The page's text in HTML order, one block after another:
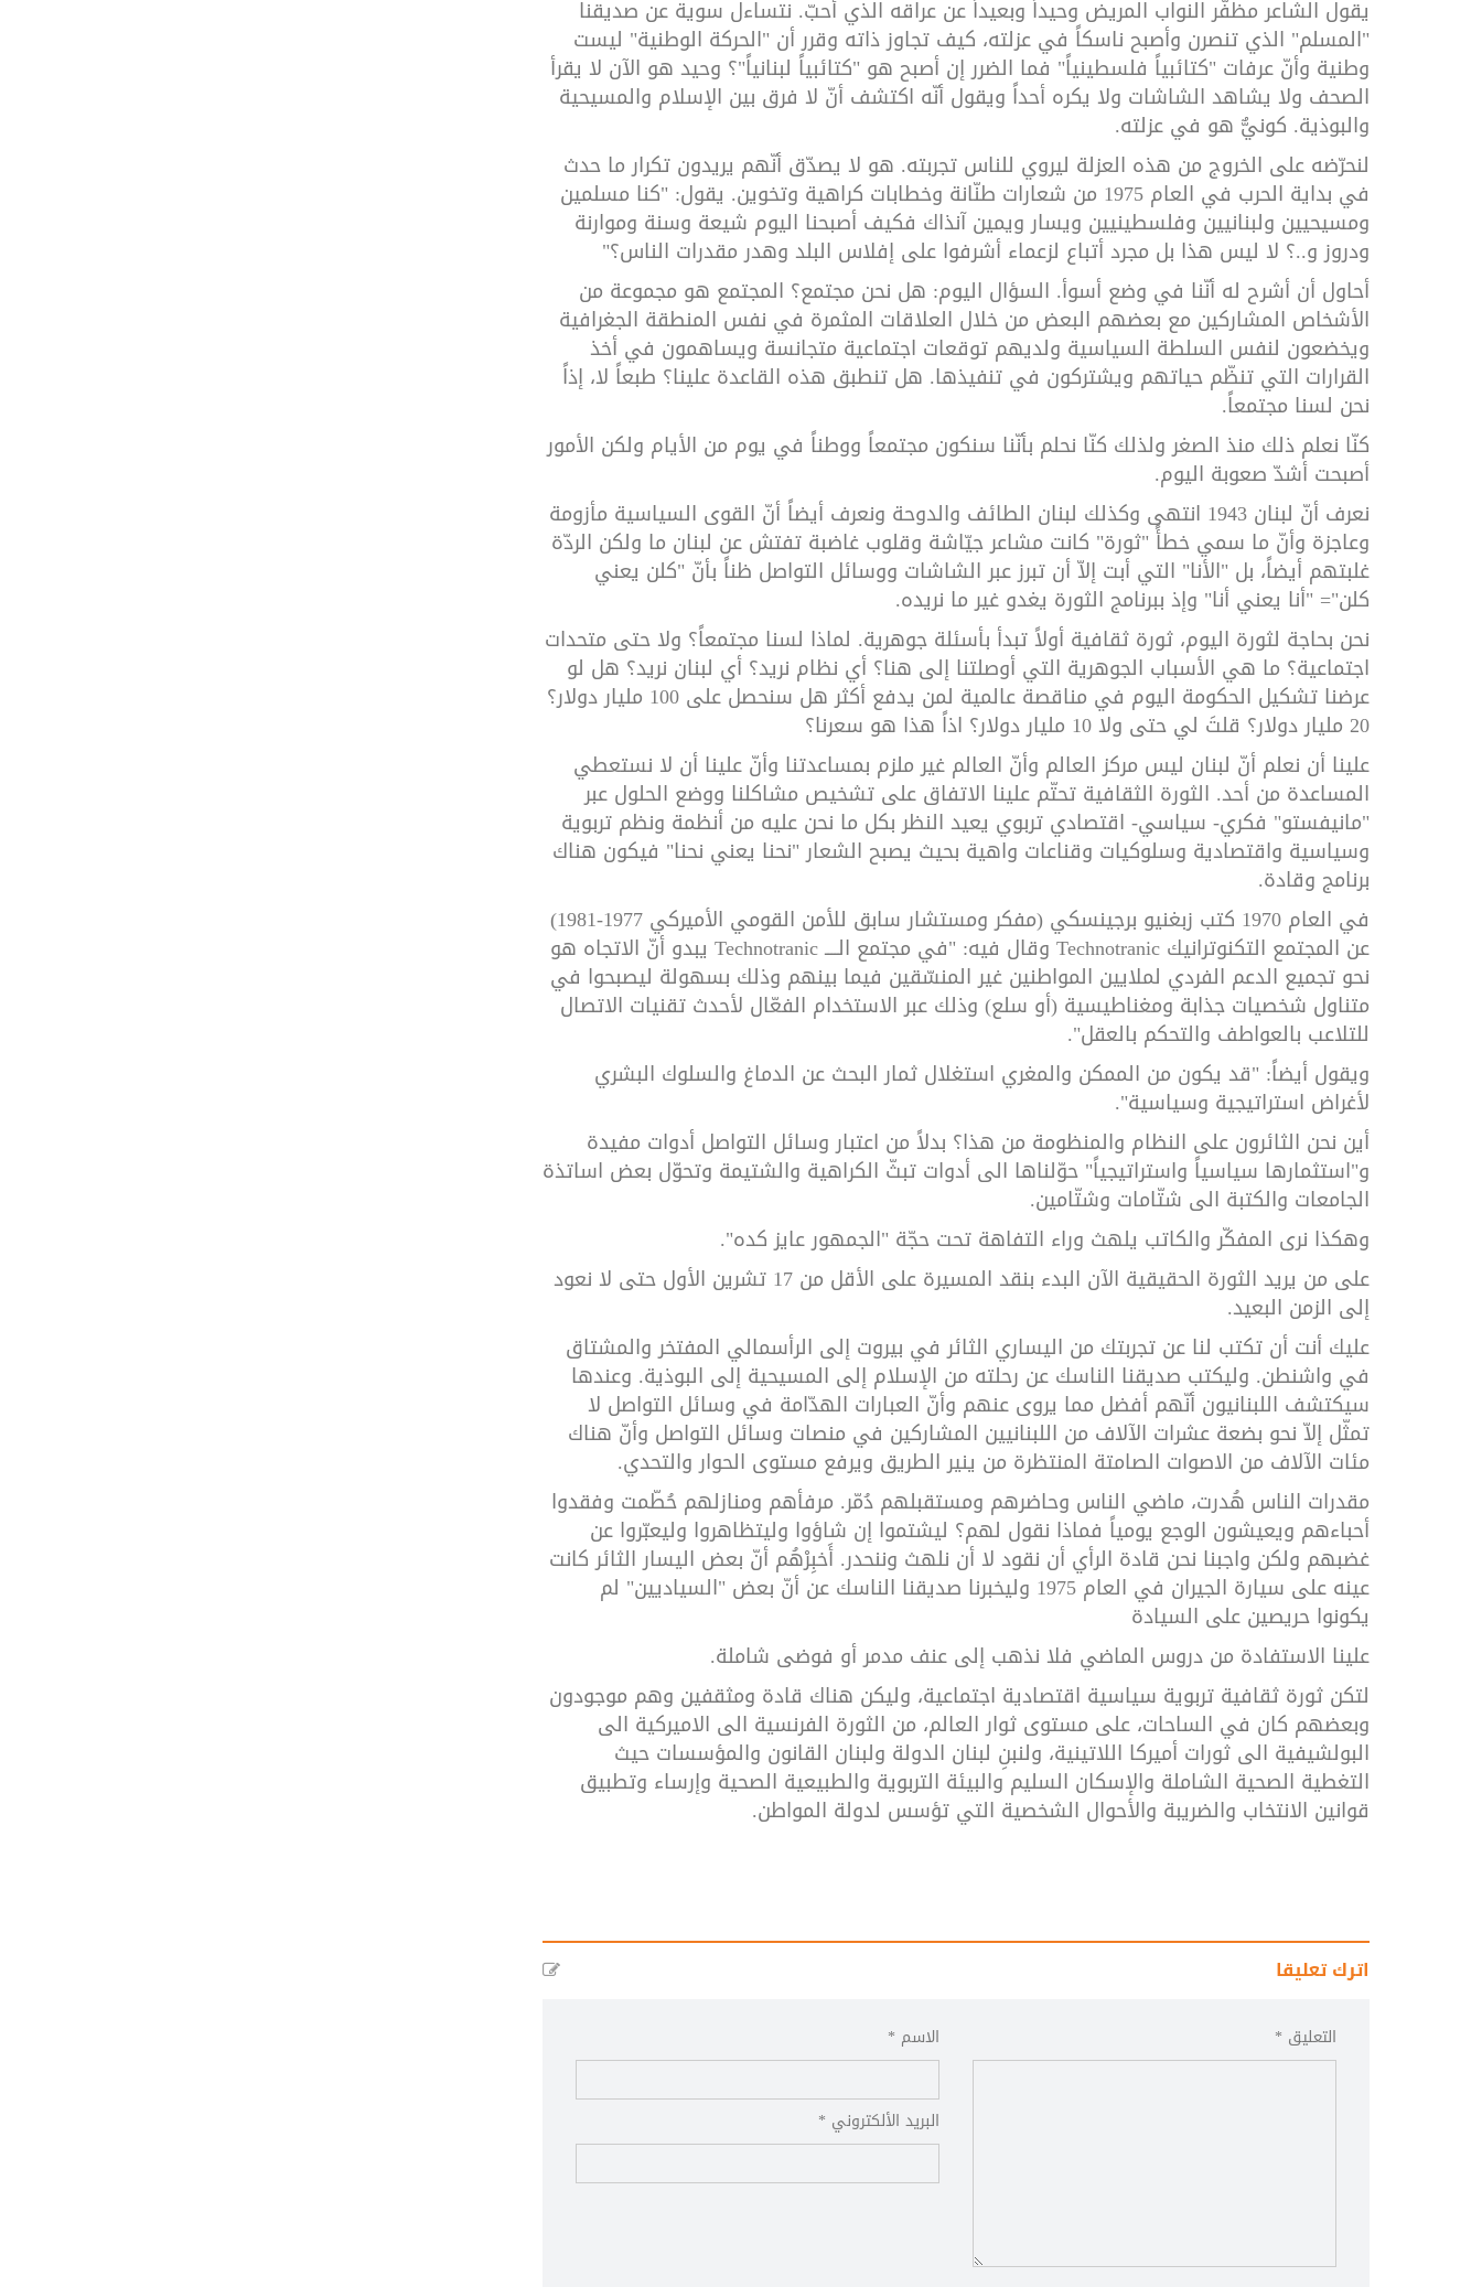
يقول الشاعر مظفّر النواب المريض وحيداً وبعيداً عن عراقه الذي أحبّ. نتساءل سوية عن صديقنا
"المسلم" الذي تنصرن وأصبح ناسكاً في عزلته، كيف تجاوز ذاته وقرر أن "الحركة الوطنية" ليست
وطنية وأنّ عرفات "كتائبياً فلسطينياً" فما الضرر إن أصبح هو "كتائبياً لبنانياً"؟ وحيد هو الآن لا يقرأ
الصحف ولا يشاهد الشاشات ولا يكره أحداً ويقول أنّه اكتشف أنّ لا فرق بين الإسلام والمسيحية
والبوذية. كونيٌّ هو في عزلته.
لنحرّضه على الخروج من هذه العزلة ليروي للناس تجربته. هو لا يصدّق أنّهم يريدون تكرار ما حدث
في بداية الحرب في العام 1975 من شعارات طنّانة وخطابات كراهية وتخوين. يقول: "كنا مسلمين
ومسيحيين ولبنانيين وفلسطينيين ويسار ويمين آنذاك فكيف أصبحنا اليوم شيعة وسنة وموارنة
ودروز و..؟ لا ليس هذا بل مجرد أتباع لزعماء أشرفوا على إفلاس البلد وهدر مقدرات الناس؟"
أحاول أن أشرح له أنّنا في وضع أسوأ. السؤال اليوم: هل نحن مجتمع؟ المجتمع هو مجموعة من
الأشخاص المشاركين مع بعضهم البعض من خلال العلاقات المثمرة في نفس المنطقة الجغرافية
ويخضعون لنفس السلطة السياسية ولديهم توقعات اجتماعية متجانسة ويساهمون في أخذ
القرارات التي تنظّم حياتهم ويشتركون في تنفيذها. هل تنطبق هذه القاعدة علينا؟ طبعاً لا، إذاً
نحن لسنا مجتمعاً.
كنّا نعلم ذلك منذ الصغر ولذلك كنّا نحلم بأنّنا سنكون مجتمعاً ووطناً في يوم من الأيام ولكن الأمور
أصبحت أشدّ صعوبة اليوم.
نعرف أنّ لبنان 1943 انتهى وكذلك لبنان الطائف والدوحة ونعرف أيضاً أنّ القوى السياسية مأزومة
وعاجزة وأنّ ما سمي خطأً "ثورة" كانت مشاعر جيّاشة وقلوب غاضبة تفتش عن لبنان ما ولكن الردّة
غلبتهم أيضاً، بل "الأنا" التي أبت إلاّ أن تبرز عبر الشاشات ووسائل التواصل ظناً بأنّ "كلن يعني
كلن"= "أنا يعني أنا" وإذ ببرنامج الثورة يغدو غير ما نريده.
نحن بحاجة لثورة اليوم، ثورة ثقافية أولاً تبدأ بأسئلة جوهرية. لماذا لسنا مجتمعاً؟ ولا حتى متحدات
اجتماعية؟ ما هي الأسباب الجوهرية التي أوصلتنا إلى هنا؟ أي نظام نريد؟ أي لبنان نريد؟ هل لو
عرضنا تشكيل الحكومة اليوم في مناقصة عالمية لمن يدفع أكثر هل سنحصل على 100 مليار دولار؟
20 مليار دولار؟ قلتَ لي حتى ولا 10 مليار دولار؟ اذاً هذا هو سعرنا؟
علينا أن نعلم أنّ لبنان ليس مركز العالم وأنّ العالم غير ملزم بمساعدتنا وأنّ علينا أن لا نستعطي
المساعدة من أحد. الثورة الثقافية تحتّم علينا الاتفاق على تشخيص مشاكلنا ووضع الحلول عبر
"مانيفستو" فكري- سياسي- اقتصادي تربوي يعيد النظر بكل ما نحن عليه من أنظمة ونظم تربوية
وسياسية واقتصادية وسلوكيات وقناعات واهية بحيث يصبح الشعار "نحنا يعني نحنا" فيكون هناك
برنامج وقادة.
في العام 1970 كتب زبغنيو برجينسكي (مفكر ومستشار سابق للأمن القومي الأميركي 1977-1981)
عن المجتمع التكنوترانيك Technotranic وقال فيه: "في مجتمع الــــTechnotranic يبدو أنّ الاتجاه هو
نحو تجميع الدعم الفردي لملايين المواطنين غير المنسّقين فيما بينهم وذلك بسهولة ليصبحوا في
متناول شخصيات جذابة ومغناطيسية (أو سلع) وذلك عبر الاستخدام الفعّال لأحدث تقنيات الاتصال
للتلاعب بالعواطف والتحكم بالعقل".
ويقول أيضاً: "قد يكون من الممكن والمغري استغلال ثمار البحث عن الدماغ والسلوك البشري
لأغراض استراتيجية وسياسية".
أين نحن الثائرون على النظام والمنظومة من هذا؟ بدلاً من اعتبار وسائل التواصل أدوات مفيدة
و"استثمارها سياسياً واستراتيجياً" حوّلناها الى أدوات تبثّ الكراهية والشتيمة وتحوّل بعض اساتذة
الجامعات والكتبة الى شتّامات وشتّامين.
وهكذا نرى المفكّر والكاتب يلهث وراء التفاهة تحت حجّة "الجمهور عايز كده".
على من يريد الثورة الحقيقية الآن البدء بنقد المسيرة على الأقل من 17 تشرين الأول حتى لا نعود
إلى الزمن البعيد.
عليك أنت أن تكتب لنا عن تجربتك من اليساري الثائر في بيروت إلى الرأسمالي المفتخر والمشتاق
في واشنطن. وليكتب صديقنا الناسك عن رحلته من الإسلام إلى المسيحية إلى البوذية. وعندها
سيكتشف اللبنانيون أنّهم أفضل مما يروى عنهم وأنّ العبارات الهدّامة في وسائل التواصل لا
تمثّل إلاّ نحو بضعة عشرات الآلاف من اللبنانيين المشاركين في منصات وسائل التواصل وأنّ هناك
مئات الآلاف من الاصوات الصامتة المنتظرة من ينير الطريق ويرفع مستوى الحوار والتحدي.
مقدرات الناس هُدرت، ماضي الناس وحاضرهم ومستقبلهم دُمّر. مرفأهم ومنازلهم حُطّمت وفقدوا
أحباءهم ويعيشون الوجع يومياً فماذا نقول لهم؟ ليشتموا إن شاؤوا وليتظاهروا وليعبّروا عن
غضبهم ولكن واجبنا نحن قادة الرأي أن نقود لا أن نلهث وننحدر. أَخبِرْهُم أنّ بعض اليسار الثائر كانت
عينه على سيارة الجيران في العام 1975 وليخبرنا صديقنا الناسك عن أنّ بعض "السياديين" لم
يكونوا حريصين على السيادة
علينا الاستفادة من دروس الماضي فلا نذهب إلى عنف مدمر أو فوضى شاملة.
لتكن ثورة ثقافية تربوية سياسية اقتصادية اجتماعية، وليكن هناك قادة ومثقفين وهم موجودون
وبعضهم كان في الساحات، على مستوى ثوار العالم، من الثورة الفرنسية الى الاميركية الى
البولشيفية الى ثورات أميركا اللاتينية، ولنبنِ لبنان الدولة ولبنان القانون والمؤسسات حيث
التغطية الصحية الشاملة والإسكان السليم والبيئة التربوية والطبيعية الصحية وإرساء وتطبيق
قوانين الانتخاب والضريبة والأحوال الشخصية التي تؤسس لدولة المواطن.
اترك تعليقا
التعليق * الاسم *
البريد الألكتروني *